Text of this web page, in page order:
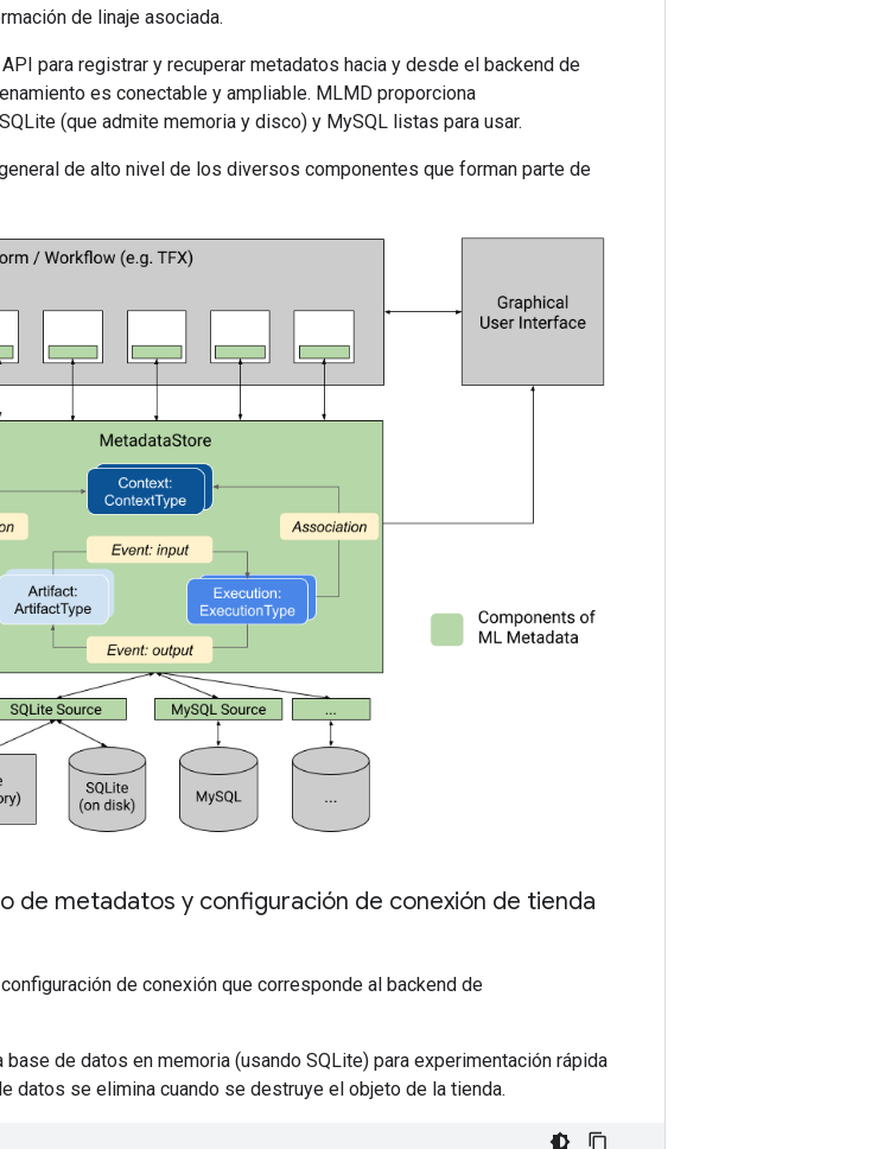
de linaje asociada.
para registrar y recuperar metadatos hacia y desde el backend de
es conectable y ampliable. MLMD proporciona
(que admite memoria y disco) y MySQL listas para usar.
de alto nivel de los diversos componentes que forman parte de
de metadatos y configuración de conexión de tienda
de conexión que corresponde al backend de
base de datos en memoria (usando SQLite) para experimentación rápida
datos se elimina cuando se destruye el objeto de la tienda.